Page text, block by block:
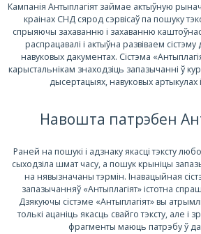
Кампанія Антыплагіят займае актыўную
краінах СНД сярод сэрвісаў па пошуку
спрыяючы захаванню і захаванню
распрацавалі і актыўна развіваем
навуковых дакументах. Сістэма
карыстальнікам знаходзіць запазычанні ў
дысертацыях, навуковых артыкулах
Навошта патрэбен
Раней на пошукі і адзнаку якасці тэксту
сыходзіла шмат часу, а пошук крыніцы
на нявызначаны тэрмін. Інавацыйная
запазычанняў «Антыплагіят» істотна
Дзякуючы сістэме «Антыплагіят» вы
толькі ацаніць якасць свайго тэксту, але і
фрагменты маюць патрэбу ў